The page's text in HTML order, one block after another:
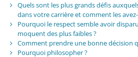
Quels sont les plus grands défis
dans votre carrière et comment les
Pourquoi le respect semble avoir
moquent des plus faibles ?
Comment prendre une bonne décision
Pourquoi philosopher ?